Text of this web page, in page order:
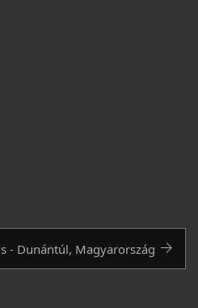
- Dunántúl, Magyarország